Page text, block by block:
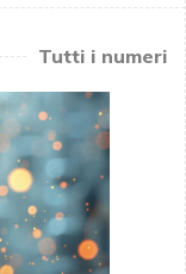
Tutti i numeri